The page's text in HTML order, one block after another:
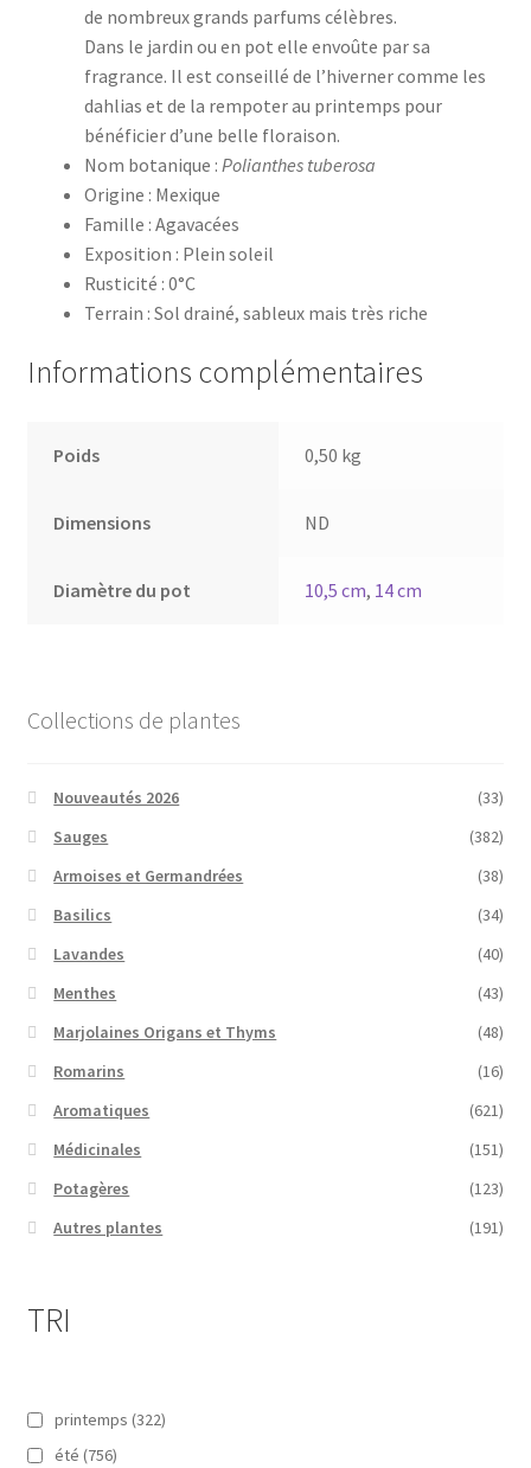
de nombreux grands parfums célèbres.
Dans le jardin ou en pot elle envoûte par sa
fragrance. Il est conseillé de l’hiverner comme les
dahlias et de la rempoter au printemps pour
bénéficier d’une belle floraison.
Nom botanique : Polianthes tuberosa
Origine : Mexique
Famille : Agavacées
Exposition : Plein soleil
Rusticité : 0°C
Terrain : Sol drainé, sableux mais très riche
Informations complémentaires
Poids 0,50 kg
Dimensions ND
Diamètre du pot 10,5 cm, 14 cm
Collections de plantes
Nouveautés 2026
(33)
Sauges
(382)
Armoises et Germandrées
(38)
Basilics
(34)
Lavandes
(40)
Menthes
(43)
Marjolaines Origans et Thyms
(48)
Romarins
(16)
Aromatiques
(621)
Médicinales
(151)
Potagères
(123)
Autres plantes
(191)
TRI
printemps (322)
été (756)